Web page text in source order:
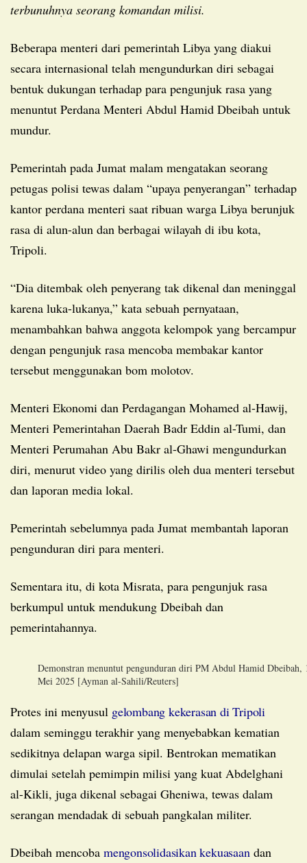
terbunuhnya seorang komandan milisi.
Beberapa menteri dari pemerintah Libya yang diakui
secara internasional telah mengundurkan diri sebagai
bentuk dukungan terhadap para pengunjuk rasa yang
menuntut Perdana Menteri Abdul Hamid Dbeibah untuk
mundur.
Pemerintah pada Jumat malam mengatakan seorang
petugas polisi tewas dalam “upaya penyerangan” terhadap
kantor perdana menteri saat ribuan warga Libya berunjuk
rasa di alun-alun dan berbagai wilayah di ibu kota,
Tripoli.
“Dia ditembak oleh penyerang tak dikenal dan meninggal
karena luka-lukanya,” kata sebuah pernyataan,
menambahkan bahwa anggota kelompok yang bercampur
dengan pengunjuk rasa mencoba membakar kantor
tersebut menggunakan bom molotov.
Menteri Ekonomi dan Perdagangan Mohamed al-Hawij,
Menteri Pemerintahan Daerah Badr Eddin al-Tumi, dan
Menteri Perumahan Abu Bakr al-Ghawi mengundurkan
diri, menurut video yang dirilis oleh dua menteri tersebut
dan laporan media lokal.
Pemerintah sebelumnya pada Jumat membantah laporan
pengunduran diri para menteri.
Sementara itu, di kota Misrata, para pengunjuk rasa
berkumpul untuk mendukung Dbeibah dan
pemerintahannya.
Demonstran menuntut pengunduran diri PM Abdul Hamid Dbeibah,
Mei 2025 [Ayman al-Sahili/Reuters]
Protes ini menyusul gelombang kekerasan di Tripoli
dalam seminggu terakhir yang menyebabkan kematian
sedikitnya delapan warga sipil. Bentrokan mematikan
dimulai setelah pemimpin milisi yang kuat Abdelghani
al-Kikli, juga dikenal sebagai Gheniwa, tewas dalam
serangan mendadak di sebuah pangkalan militer.
Dbeibah mencoba mengonsolidasikan kekuasaan dan